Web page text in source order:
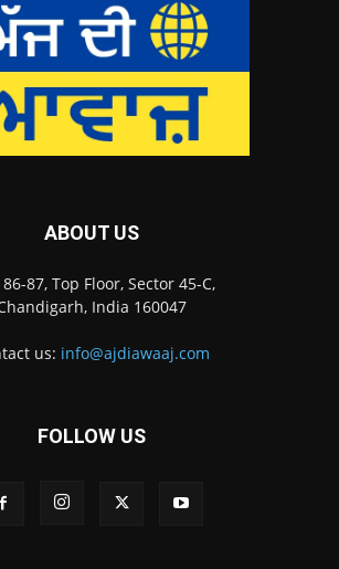
ABOUT US
86-87, Top Floor, Sector 45-C,
India 160047
us: info@ajdiawaaj.com
FOLLOW US